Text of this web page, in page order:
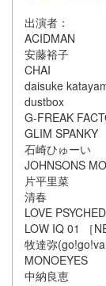
出演者：
ACIDMAN
安藤裕子
CHAI
daisuke
dustbox
G-FREAK
GLIM SPANKY
石崎ひゅーい
JOHNSONS
片平里菜
清春
LOVE
LOW IQ 01 ［
牧達弥
MONOEYES
中納良恵